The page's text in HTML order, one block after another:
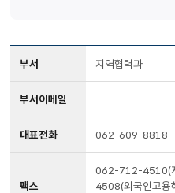
부서 지역협력과
부서이메일
대표전화 062-609-8818
팩스
062-712-4510(
4508(외국인고